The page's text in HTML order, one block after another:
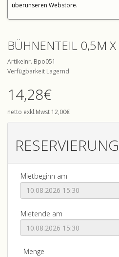
überunseren Webstore.
BÜHNENTEIL 0,5M
Artikelnr. Bpo051
Verfügbarkeit Lagernd
14,28€
netto exkl.Mwst 12,00€
Mietbeginn am
Mietende am
Menge